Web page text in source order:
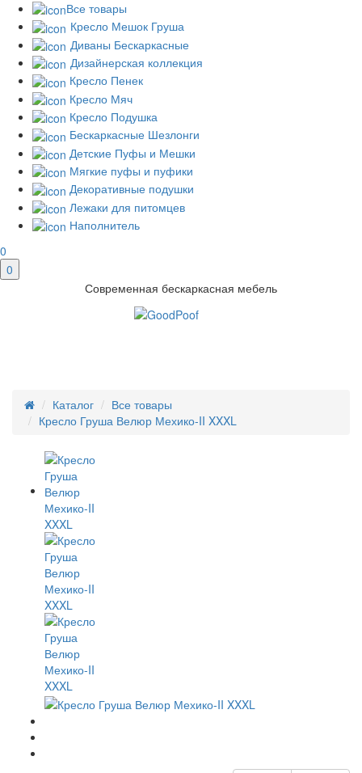
Все товары
Кресло Мешок Груша
Диваны Бескаркасные
Дизайнерская коллекция
Кресло Пенек
Кресло Мяч
Кресло Подушка
Бескаркасные Шезлонги
Детские Пуфы и Мешки
Мягкие пуфы и пуфики
Декоративные подушки
Лежаки для питомцев
Наполнитель
0
0
Современная бескаркасная мебель
Каталог
Все товары
Кресло Груша Велюр Мехико-II XXXL